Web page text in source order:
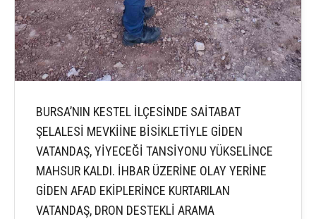
BURSA’NIN KESTEL İLÇESİNDE SAİTABAT
ŞELALESİ MEVKİİNE BİSİKLETİYLE GİDEN
VATANDAŞ, YİYECEĞİ TANSİYONU YÜKSELİNCE
MAHSUR KALDI. İHBAR ÜZERİNE OLAY YERİNE
GİDEN AFAD EKİPLERİNCE KURTARILAN
VATANDAŞ, DRON DESTEKLİ ARAMA